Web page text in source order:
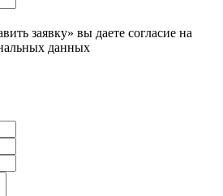
заявку» вы даете согласие на
данных